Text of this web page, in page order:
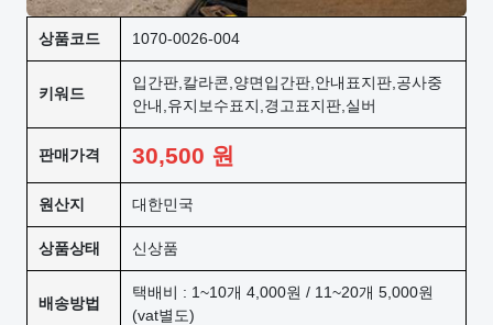
상품코드 1070-0026-004
키워드
입간판,칼라콘,양면입간판,안내표지판,공사중
안내,유지보수표지,경고표지판,실버
판매가격 30,500 원
원산지 대한민국
상품상태 신상품
배송방법
택배비 : 1~10개 4,000원 / 11~20개 5,000원
(vat별도)